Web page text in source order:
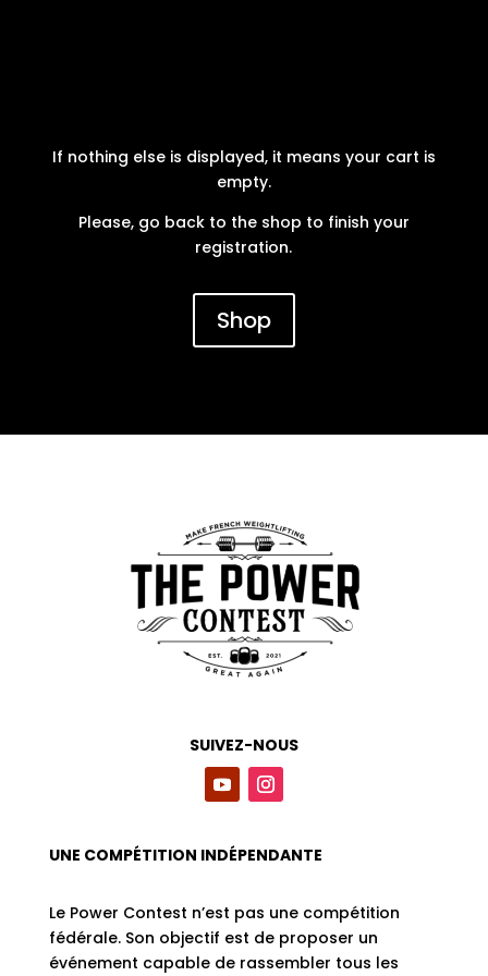
If nothing else is displayed, it means your cart is
empty.
Please, go back to the shop to finish your
registration.
Shop
SUIVEZ-NOUS
UNE COMPÉTITION INDÉPENDANTE
Le Power Contest n’est pas une compétition
fédérale. Son objectif est de proposer un
événement capable de rassembler tous les